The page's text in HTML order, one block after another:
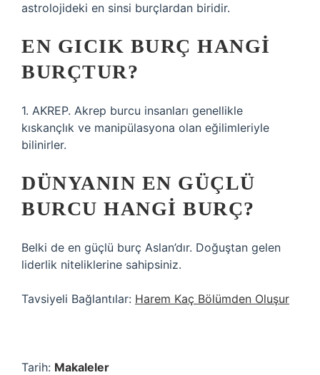
astrolojideki en sinsi burçlardan biridir.
EN GICIK BURÇ HANGI
BURÇTUR?
1. AKREP. Akrep burcu insanları genellikle
kıskançlık ve manipülasyona olan eğilimleriyle
bilinirler.
DÜNYANIN EN GÜÇLÜ
BURCU HANGI BURÇ?
Belki de en güçlü burç Aslan’dır. Doğuştan gelen
liderlik niteliklerine sahipsiniz.
Tavsiyeli Bağlantılar: Harem Kaç Bölümden Oluşur
Tarih: Makaleler